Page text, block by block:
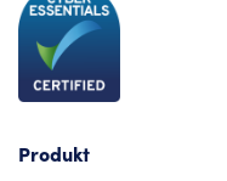
Produkt